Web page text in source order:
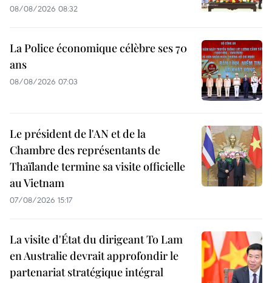
08/08/2026 08:32
La Police économique célèbre ses 70
ans
08/08/2026 07:03
Le président de l'AN et de la
Chambre des représentants de
Thaïlande termine sa visite officielle
au Vietnam
07/08/2026 15:17
La visite d'État du dirigeant To Lam
en Australie devrait approfondir le
partenariat stratégique intégral